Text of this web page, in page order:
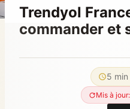
Trendyol
commander et
5
Mis à